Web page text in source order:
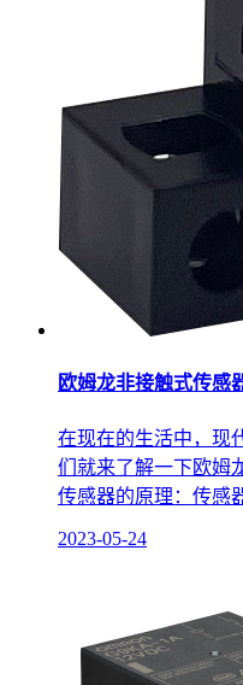
欧姆龙非接触式传感
在现在的生活中，现
们就来了解一下欧姆
传感器的原理：传感
2023-05-24